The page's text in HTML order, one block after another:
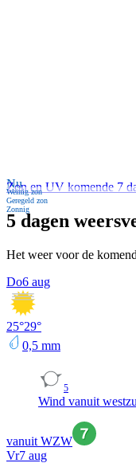
Nu
Weinig zon
Geregeld zon
Zonnig
Zon en UV komende 7
5 dagen
Het weer voor de
Do6 aug
25°29°
0,5 mm
5
Wind vanuit
vanuit WZW
Vr7 aug